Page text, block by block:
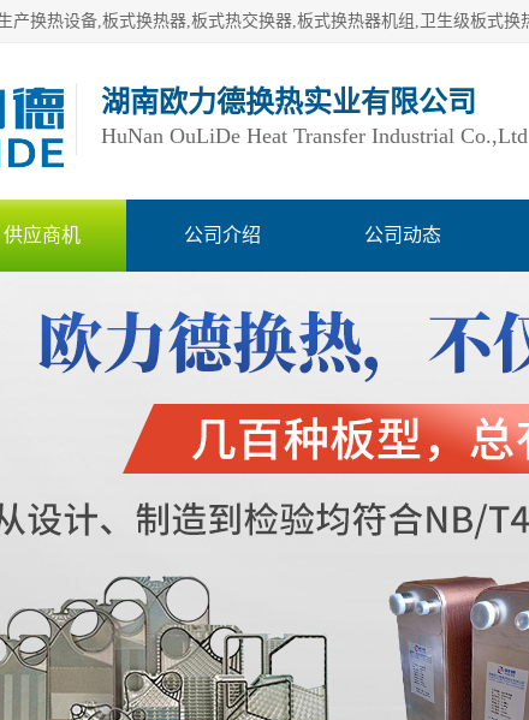
湖南欧力德换热实业有限公司
HuNan OuLiDe Heat Transfer Industrial Co.,Ltd
供应商机 公司介绍 公司动态